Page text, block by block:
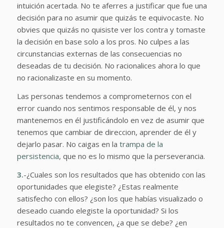
intuición acertada. No te aferres a justificar que fue una
decisión para no asumir que quizás te equivocaste. No
obvies que quizás no quisiste ver los contra y tomaste
la decisión en base solo a los pros. No culpes a las
circunstancias externas de las consecuencias no
deseadas de tu decisión. No racionalices ahora lo que
no racionalizaste en su momento.
Las personas tendemos a comprometernos con el
error cuando nos sentimos responsable de él, y nos
mantenemos en él justificándolo en vez de asumir que
tenemos que cambiar de direccion, aprender de él y
dejarlo pasar. No caigas en la trampa de la
persistencia, que no es lo mismo que la perseverancia.
3.-¿Cuales son los resultados que has obtenido con las
oportunidades que elegiste? ¿Estas realmente
satisfecho con ellos? ¿son los que habías visualizado o
deseado cuando elegiste la oportunidad? Si los
resultados no te convencen, ¿a que se debe? ¿en